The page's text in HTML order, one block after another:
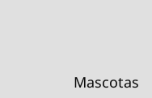
Mascotas